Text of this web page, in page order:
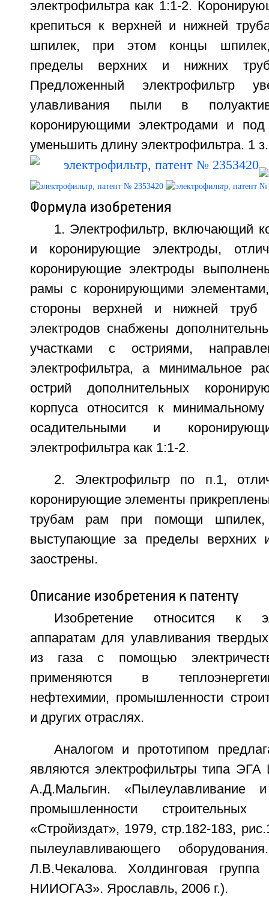
электрофильтра как 1:1-2.
крепиться к верхней и нижней
шпилек, при этом концы
пределы верхних и нижних
Предложенный электрофильтр
улавливания пыли в
коронирующими электродами и
уменьшить длину электрофильтра. 1
Формула изобретения
1. Электрофильтр, включающий
и коронирующие электроды,
коронирующие электроды
рамы с коронирующими
стороны верхней и нижней труб
электродов снабжены
участками с остриями,
электрофильтра, а минимальное
острий дополнительных
корпуса относится к
осадительными и
электрофильтра как 1:1-2.
2. Электрофильтр по п.1,
коронирующие элементы
трубам рам при помощи
выступающие за пределы верхних
заострены.
Описание изобретения к патенту
Изобретение относится к
аппаратам для улавливания
из газа с помощью
применяются в
нефтехимии, промышленности
и других отраслях.
Аналогом и прототипом
являются электрофильтры типа
А.Д.Мальгин. «Пылеулавливание
промышленности
«Стройиздат», 1979, стр.182-183,
пылеулавливающего
Л.В.Чекалова. Холдинговая
НИИОГАЗ». Ярославль, 2006 г.).